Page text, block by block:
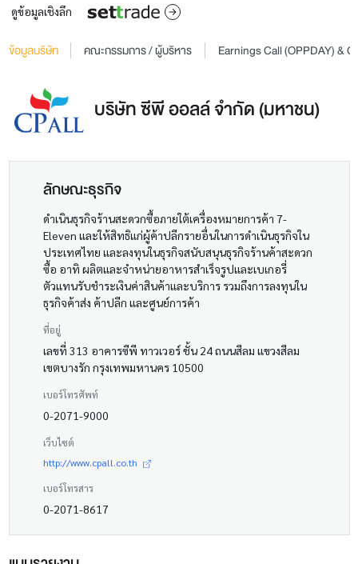
ดูข้อมูลเชิงลึก
ข้อมูลบริษัท คณะกรรมการ / ผู้บริหาร Earnings Call (OPPDAY) &
บริษัท ซีพี ออลล์ จำกัด (มหาชน)
ลักษณะธุรกิจ
ดำเนินธุรกิจร้านสะดวกซื้อภายใต้เครื่องหมายการค้า 7-
Eleven และให้สิทธิแก่ผู้ค้าปลีกรายอื่นในการดำเนินธุรกิจใน
ประเทศไทย และลงทุนในธุรกิจสนับสนุนธุรกิจร้านค้าสะดวก
ซื้อ อาทิ ผลิตและจำหน่ายอาหารสำเร็จรูปและเบเกอรี่
ตัวแทนรับชำระเงินค่าสินค้าและบริการ รวมถึงการลงทุนใน
ธุรกิจค้าส่ง ค้าปลีก และศูนย์การค้า
ที่อยู่
เลขที่ 313 อาคารซีพี ทาวเวอร์ ชั้น 24 ถนนสีลม แขวงสีลม
เขตบางรัก กรุงเทพมหานคร 10500
เบอร์โทรศัพท์
0-2071-9000
เว็บไซต์
http://www.cpall.co.th
เบอร์โทรสาร
0-2071-8617